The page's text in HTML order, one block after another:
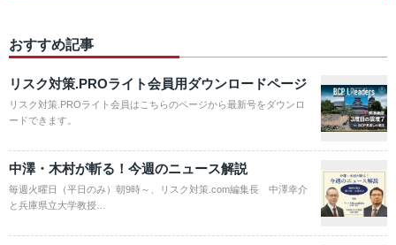
おすすめ記事
リスク対策.PROライト会員用ダウンロードページ
リスク対策.PROライト会員はこちらのページから最新号をダウンロ
ードできます。
中澤・木村が斬る！今週のニュース解説
毎週火曜日（平日のみ）朝9時～、リスク対策.com編集長 中澤幸介
と兵庫県立大学教授…